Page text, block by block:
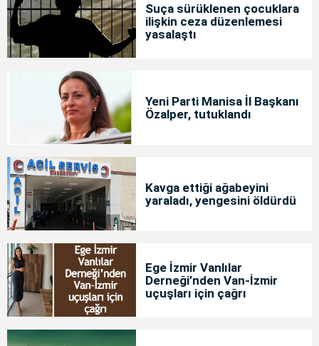
Suça sürüklenen çocuklara
ilişkin ceza düzenlemesi
yasalaştı
Yeni Parti Manisa İl Başkanı
Özalper, tutuklandı
Kavga ettiği ağabeyini
yaraladı, yengesini öldürdü
Ege İzmir Vanlılar
Derneği’nden Van-İzmir
uçuşları için çağrı